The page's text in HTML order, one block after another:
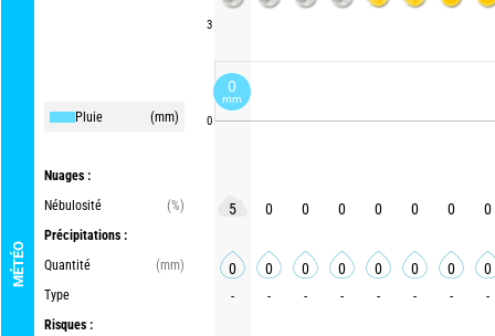
MÉTÉO
Pluie (mm)
Nuages :
Nébulosité
(%)
Précipitations :
Quantité
(mm)
Type
Risques :
3
0
5 0 0 0 0 0 0 0
0 0 0 0 0 0 0 0
- - - - - - - -
0
mm